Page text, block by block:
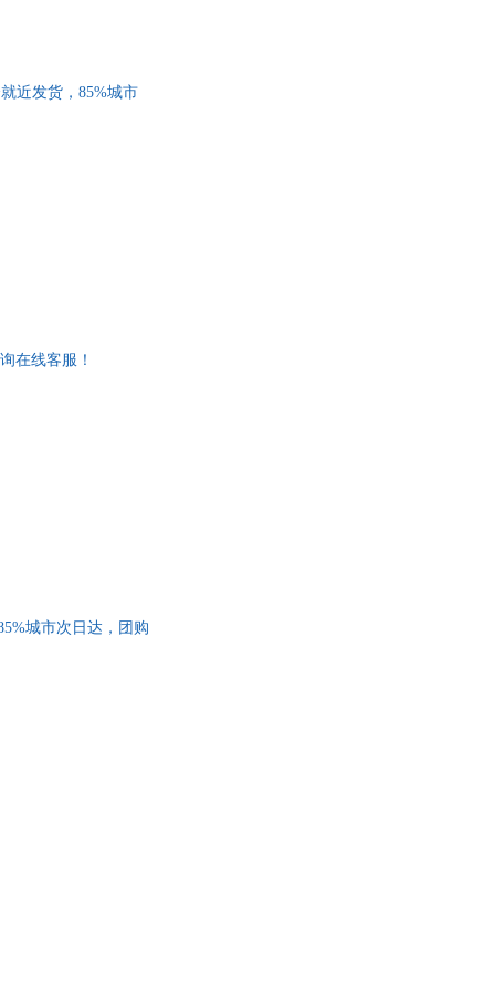
近发货，85%城市
在线客服！
城市次日达，团购